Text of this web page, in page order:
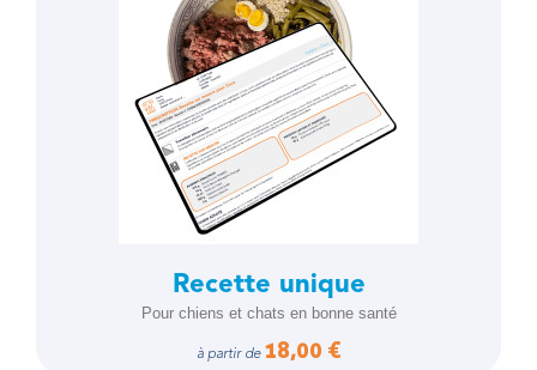
Recette unique
Pour chiens et chats en bonne santé
à partir de 18,00 €